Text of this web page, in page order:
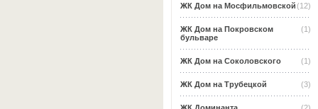
(12)
ЖК Дом на Мосфильмовской
(1)
ЖК Дом на Покровском
бульваре
(1)
ЖК Дом на Соколовского
(3)
ЖК Дом на Трубецкой